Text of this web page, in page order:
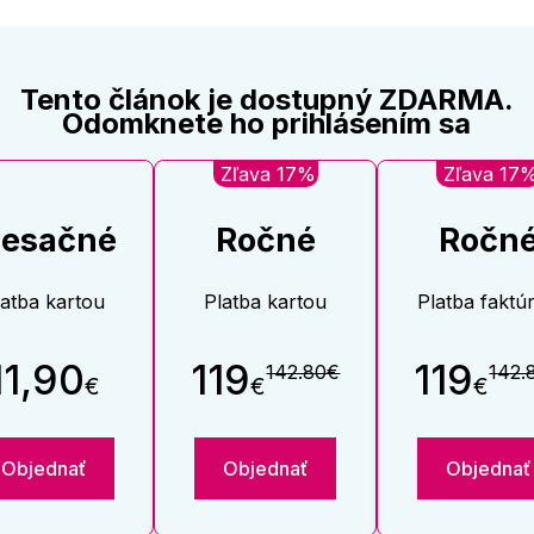
Tento článok je dostupný ZDARMA.
Odomknete ho prihlásením sa
kartou
€
Objednať
Zľava 17%
Ročné
Platba kartou
119€142.80€
Objednať
Zľava
Platba
119€
Objednať